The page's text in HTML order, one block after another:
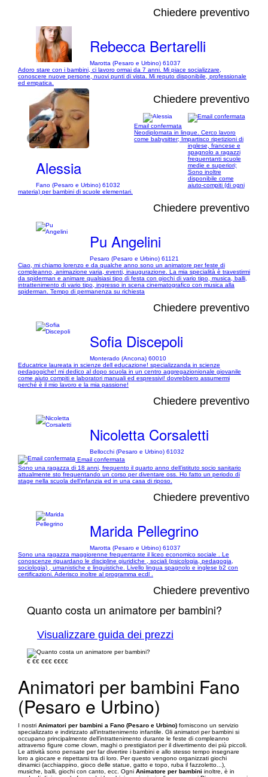
Chiedere preventivo
Rebecca Bertarelli
Marotta (Pesaro e Urbino) 61037
Adoro stare con i bambini, ci lavoro ormai da 7 anni. Mi piace socializzare,
conoscere nuove persone, nuovi punti di vista. Mi reputo disponibile, professionale
ed empatica.
1/1
Chiedere preventivo
Alessia
Fano (Pesaro e Urbino) 61032
Email confermata
Neodiplomata in lingue. Cerco lavoro
come babysitter; Impartisco ripetizioni di
inglese, francese e
spagnolo a ragazzi
frequentanti scuole
medie e superiori;
Sono inoltre
disponibile come
aiuto-compiti (di ogni
materia) per bambini di scuole elementari.
Chiedere preventivo
Pu Angelini
Pesaro (Pesaro e Urbino) 61121
Ciao, mi chiamo lorenzo e da qualche anno sono un animatore per feste di
compleanno, animazione varia, eventi, inaugurazione. La mia specialità è travestirmi
da spiderman e animare qualsiasi tipo di festa con giochi di vario tipo, musica, balli,
intrattenimento di vario tipo, ingresso in scena cinematografico con musica alla
spiderman. Tempo di permanenza su richiesta
Chiedere preventivo
Sofia Discepoli
Monterado (Ancona) 60010
Educatrice laureata in scienze dell educazione! specializzanda in scienze
pedagogiche! mi dedico al dopo scuola in un centro aggregazionionale giovanile
come aiuto compiti e laboratori manuali ed espressivi! dovrebbero assumermi
perché è il mio lavoro e la mia passione!
Chiedere preventivo
Nicoletta Corsaletti
Bellocchi (Pesaro e Urbino) 61032
Email confermata
Sono una ragazza di 18 anni, frequento il quarto anno dell’istituto socio sanitario
attualmente sto frequentando un corso per diventare oss. Ho fatto un periodo di
stage nella scuola dell’infanzia ed in una casa di riposo.
Chiedere preventivo
Marida Pellegrino
Marotta (Pesaro e Urbino) 61037
Sono una ragazza maggiorenne frequentante il liceo economico sociale . Le
conoscenze riguardano le discipline giuridiche , sociali (psicologia, pedagogia,
sociologia) , umanistiche e linguistiche. Livello lingua spagnolo e inglese b2 con
certificazioni. Aderisco inoltre al programma ecdl .
Chiedere preventivo
Quanto costa un animatore per bambini?
Visualizzare guida dei prezzi
€ €€ €€€ €€€€
Animatori per bambini Fano
(Pesaro e Urbino)
I nostri Animatori per bambini a Fano (Pesaro e Urbino) forniscono un servizio
specializzato e indirizzato all’intrattenimento infantile. Gli animatori per bambini si
occupano principalmente dell’intrattenimento durante le feste di compleanno
attraverso figure come clown, maghi o prestigiatori per il divertimento dei più piccoli.
Le attività sono pensate per far divertire i bambini e allo stesso tempo insegnare
loro a giocare e rispettarsi tra di loro. Per questo vengono organizzati giochi
dinamici (acchiappino, gioco delle statue, gatto e topo, ruba il fazzoletto...),
musiche, balli, giochi con canto, ecc. Ogni Animatore per bambini inoltre, è in